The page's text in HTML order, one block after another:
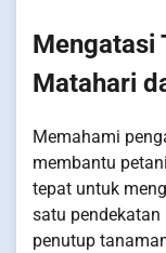
Mengatasi
Matahari
Memahami
membantu
tepat untuk
satu
penutup